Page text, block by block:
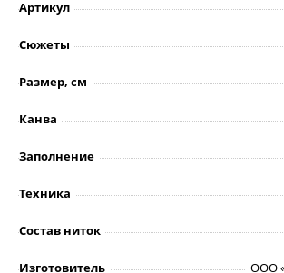
Артикул
Сюжеты
Размер, см
Канва
Заполнение
Техника
Состав ниток
Изготовитель
ООО